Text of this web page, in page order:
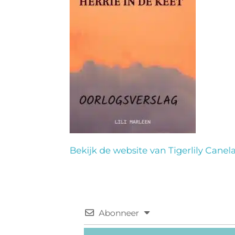
Bekijk de website van Tigerlily Canela
Abonneer